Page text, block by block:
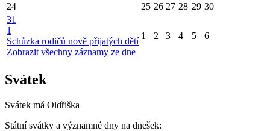
24
25 26 27 28 29 30
31
1
Schůzka rodičů nově přijatých dětí
Zobrazit všechny záznamy ze dne
1 2 3 4 5 6
Svátek
Svátek má Oldřiška
Státní svátky a významné dny na dnešek: